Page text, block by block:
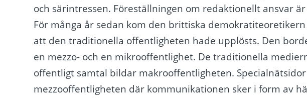
och särintressen. Föreställningen om redaktionellt ansvar
För många år sedan kom den brittiska
att den traditionella offentligheten hade upplösts. Den
en mezzo- och en mikrooffentlighet. De traditionella
offentligt samtal bildar makrooffentligheten.
mezzooffentligheten där kommunikationen sker i form av